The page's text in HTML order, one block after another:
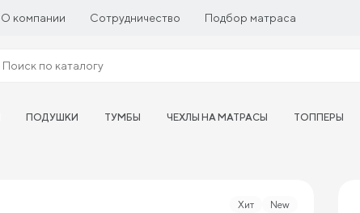
О компании Сотрудничество Подбор матраса
ПОДУШКИ ТУМБЫ ЧЕХЛЫ НА МАТРАСЫ ТОППЕРЫ
Хит New